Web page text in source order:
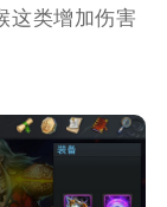
这类增加伤害